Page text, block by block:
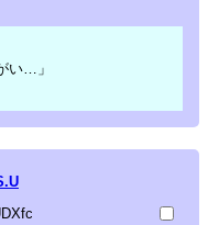
い…」